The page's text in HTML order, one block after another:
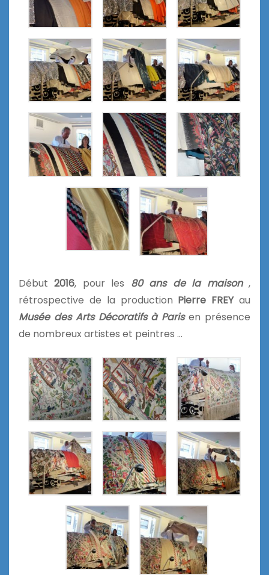
Début2016, pour les 80 ans de la maison,
rétrospective de la production Pierre FREYau
Musée des Arts Décoratifs à Parisen présence
de nombreux artistes et peintres …